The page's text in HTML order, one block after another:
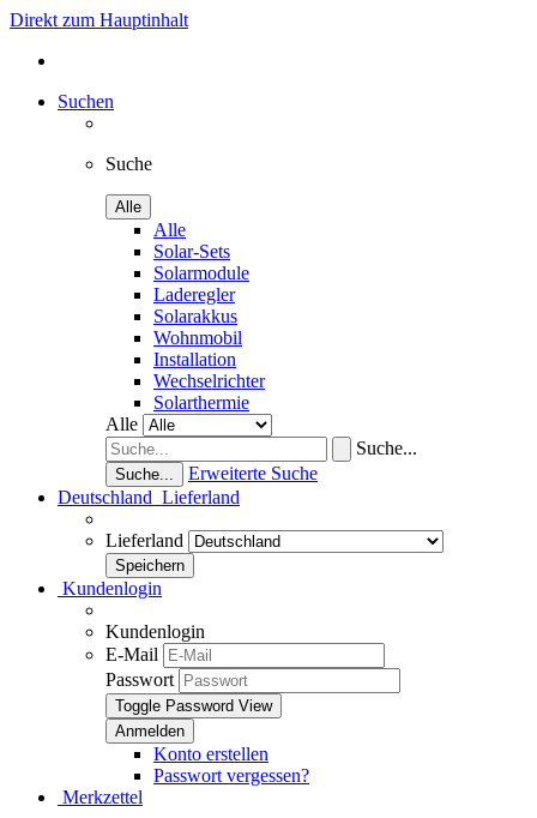
Direkt zum Hauptinhalt
Suchen
Suche
Alle
Alle
Solar-Sets
Solarmodule
Laderegler
Solarakkus
Wohnmobil
Installation
Wechselrichter
Solarthermie
Alle
Suche...
Suche...
Erweiterte Suche
Deutschland Lieferland
Lieferland
Kundenlogin
Kundenlogin
E-Mail
Passwort
Toggle Password View
Konto erstellen
Passwort vergessen?
Merkzettel